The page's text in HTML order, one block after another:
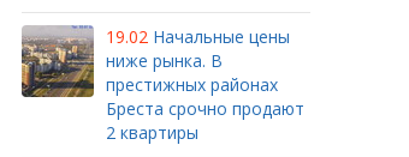
19.02 Начальные цены
ниже рынка. В
престижных районах
Бреста срочно продают
2 квартиры